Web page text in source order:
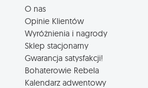
O nas
Opinie Klientów
Wyróżnienia i nagrody
Sklep stacjonarny
Gwarancja satysfakcji!
Bohaterowie Rebela
Kalendarz adwentowy